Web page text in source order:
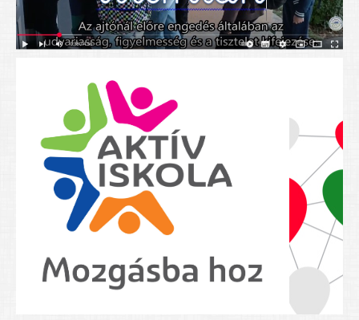
Diákigazolvány igénylése
Mindennapos testnevelés
Tartós tankönyvek
Nyolcadikosainknak
Kréta szülői segédlet
Felsős taneszközlista
BEISKOLÁZÁS 2026